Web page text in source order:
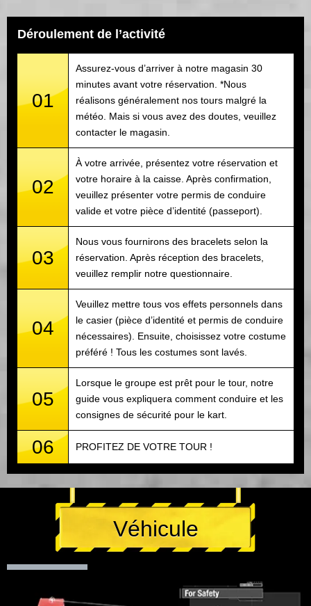
Déroulement de l’activité
01
Assurez-vous d’arriver à notre magasin 30
minutes avant votre réservation. *Nous
réalisons généralement nos tours malgré la
météo. Mais si vous avez des doutes, veuillez
contacter le magasin.
02
À votre arrivée, présentez votre réservation et
votre horaire à la caisse. Après confirmation,
veuillez présenter votre permis de conduire
valide et votre pièce d’identité (passeport).
03
Nous vous fournirons des bracelets selon la
réservation. Après réception des bracelets,
veuillez remplir notre questionnaire.
04
Veuillez mettre tous vos effets personnels dans
le casier (pièce d’identité et permis de conduire
nécessaires). Ensuite, choisissez votre costume
préféré ! Tous les costumes sont lavés.
05
Lorsque le groupe est prêt pour le tour, notre
guide vous expliquera comment conduire et les
consignes de sécurité pour le kart.
06 PROFITEZ DE VOTRE TOUR !
Véhicule